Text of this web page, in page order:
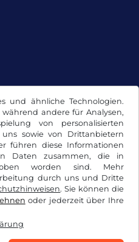
und ähnliche Technologien.
während andere für Analysen,
von personalisierten
sowie von Drittanbietern
führen diese Informationen
Daten zusammen, die in
worden sind. Mehr
durch uns und Dritte
. Sie können die
oder jederzeit über Ihre